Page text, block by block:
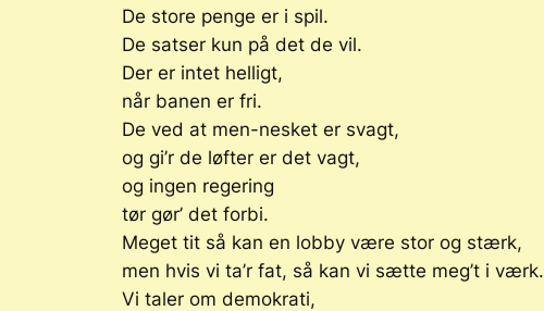
De store penge er i spil.
De satser kun på det de vil.
Der er intet helligt,
når banen er fri.
De ved at men-nesket er svagt,
og gi’r de løfter er det vagt,
og ingen regering
tør gør’ det forbi.
Meget tit så kan en lobby være stor og stærk,
men hvis vi ta’r fat, så kan vi sætte meg’t i værk.
Vi taler om demokrati,